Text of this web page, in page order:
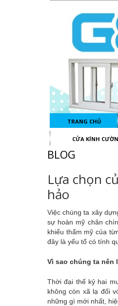
TRANG CHỦ
CỬA KÍNH
BLOG
Lựa chọn
hảo
Việc chúng ta xây
sự hoàn mỹ chân
khiếu thẩm mỹ của
đây là yếu tố có tính
Vì sao chúng ta
Thời đại thế kỷ hai
không còn xã lạ đối
những gì mới nhất,